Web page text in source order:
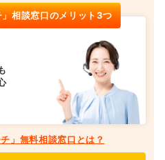
相談窓口のメリット3つ
」無料相談窓口とは？